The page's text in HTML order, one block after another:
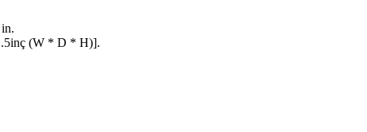
(W * D * H)].